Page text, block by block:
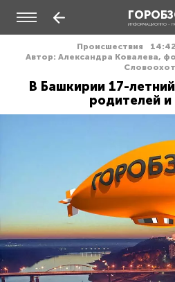
ИНФОРМАЦИОННО -
Происшествия 14:42
Автор: Александра Ковалева,
В Башкирии 17-
родителей и